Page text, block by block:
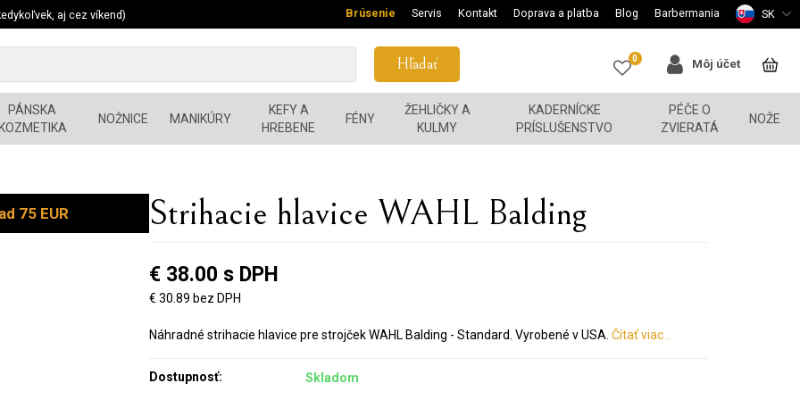
aj cez víkend) Brúsenie Servis Kontakt Doprava a platba Blog Barbermania SK
Hľadať 0 Môj účet
PÁNSKA
NOŽNICE MANIKÚRY
KEFY A
HREBENE
FÉNY
ŽEHLIČKY A
KULMY
KADERNÍCKE
PRÍSLUŠENSTVO
PÉČE O
ZVIERATÁ
NOŽE
75 EUR Strihacie hlavice WAHL Balding
€ 38.00 s DPH
€ 30.89 bez DPH
Náhradné strihacie hlavice pre strojček WAHL Balding - Standard. Vyrobené v USA. Čítať viac ..
Dostupnosť: Skladom